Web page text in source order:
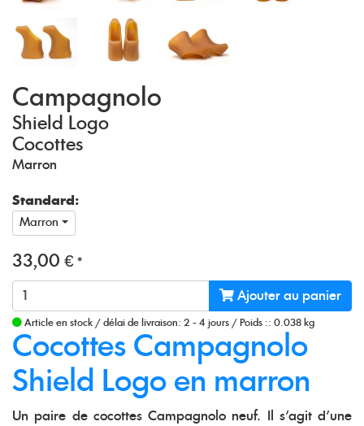
Campagnolo
Shield Logo
Cocottes
Marron
Standard:
Marron
33,00 € *
Ajouter au panier
Article en stock / délai de livraison: 2 - 4 jours / Poids :: 0.038 kg
Cocottes Campagnolo
Shield Logo en marron
Un paire de cocottes Campagnolo neuf. Il s'agit d'une